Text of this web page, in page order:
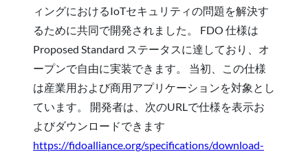
ィングにおけるIoTセキュリティの問題を解決す
るために共同で開発されました。 FDO 仕様は
Proposed Standard ステータスに達しており、オ
ープンで自由に実装できます。 当初、この仕様
は産業用および商用アプリケーションを対象とし
ています。 開発者は、次のURLで仕様を表示お
よびダウンロードできます
https://fidoalliance.org/specifications/download-